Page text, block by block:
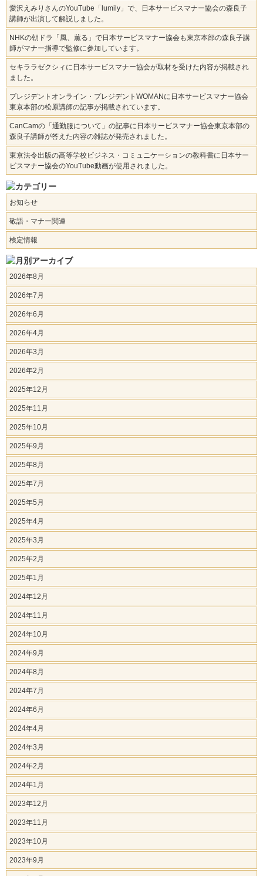
愛沢えみりさんのYouTube「lumily」で、日本サービスマナー協会の森良子
講師が出演して解説しました。
NHKの朝ドラ「風、薫る」で日本サービスマナー協会も東京本部の森良子講
師がマナー指導で監修に参加しています。
セキララゼクシィに日本サービスマナー協会が取材を受けた内容が掲載され
ました。
プレジデントオンライン・プレジデントWOMANに日本サービスマナー協会
東京本部の松原講師の記事が掲載されています。
CanCamの「通勤服について」の記事に日本サービスマナー協会東京本部の
森良子講師が答えた内容の雑誌が発売されました。
東京法令出版の高等学校ビジネス・コミュニケーションの教科書に日本サー
ビスマナー協会のYouTube動画が使用されました。
お知らせ
敬語・マナー関連
検定情報
2026年8月
2026年7月
2026年6月
2026年4月
2026年3月
2026年2月
2025年12月
2025年11月
2025年10月
2025年9月
2025年8月
2025年7月
2025年5月
2025年4月
2025年3月
2025年2月
2025年1月
2024年12月
2024年11月
2024年10月
2024年9月
2024年8月
2024年7月
2024年6月
2024年4月
2024年3月
2024年2月
2024年1月
2023年12月
2023年11月
2023年10月
2023年9月